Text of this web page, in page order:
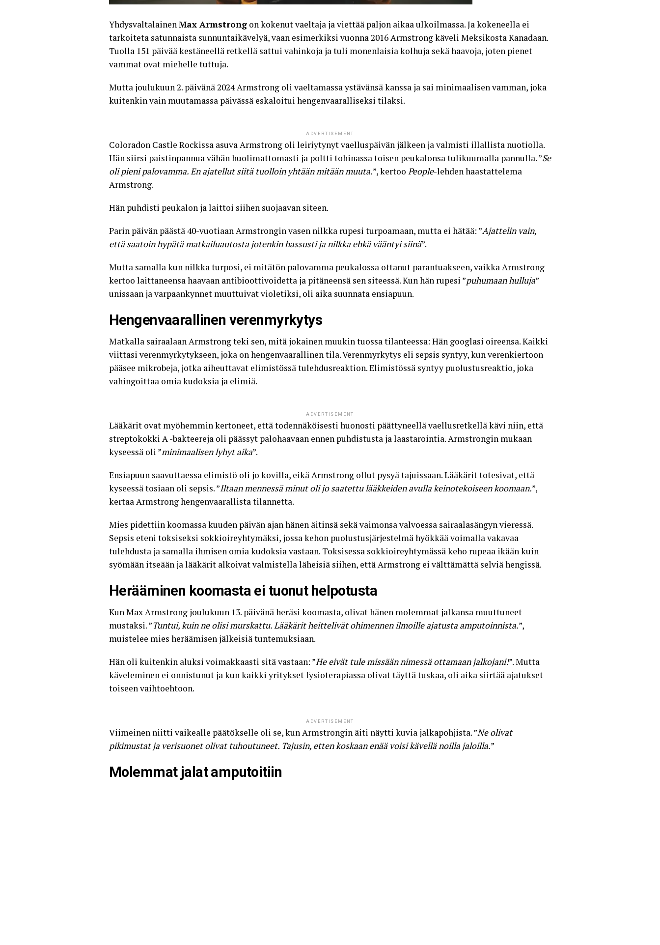
YhdysvaltalainenMax Armstrong on kokenut vaeltaja ja viettää paljon aikaa ulkoilmassa. Ja kokeneella ei
tarkoiteta satunnaista sunnuntaikävelyä, vaan esimerkiksi vuonna 2016 Armstrong käveli Meksikosta Kanadaan.
Tuolla 151 päivää kestäneellä retkellä sattui vahinkoja ja tuli monenlaisia kolhuja sekä haavoja, joten pienet
vammat ovat miehelle tuttuja.
Mutta joulukuun 2. päivänä 2024 Armstrong oli vaeltamassa ystävänsä kanssa ja sai minimaalisen vamman, joka
kuitenkin vain muutamassa päivässä eskaloitui hengenvaaralliseksi tilaksi.
ADVERTISEMENT
Coloradon Castle Rockissa asuva Armstrong oli leiriytynyt vaelluspäivän jälkeen ja valmisti illallista nuotiolla.
Hän siirsi paistinpannua vähän huolimattomasti ja poltti tohinassa toisen peukalonsa tulikuumalla pannulla. ”Se
oli pieni palovamma. En ajatellut siitä tuolloin yhtään mitään muuta.”, kertoo People-lehden haastattelema
Armstrong.
Hän puhdisti peukalon ja laittoi siihen suojaavan siteen.
Parin päivän päästä 40-vuotiaan Armstrongin vasen nilkka rupesi turpoamaan, mutta ei hätää: ”Ajattelin vain,
että saatoin hypätä matkailuautosta jotenkin hassusti ja nilkka ehkä vääntyi siinä”.
Mutta samalla kun nilkka turposi, ei mitätön palovamma peukalossa ottanut parantuakseen, vaikka Armstrong
kertoo laittaneensa haavaan antibioottivoidetta ja pitäneensä sen siteessä. Kun hän rupesi ”puhumaan hulluja”
unissaan ja varpaankynnet muuttuivat violetiksi, oli aika suunnata ensiapuun.
Hengenvaarallinen verenmyrkytys
Matkalla sairaalaan Armstrong teki sen, mitä jokainen muukin tuossa tilanteessa: Hän googlasi oireensa. Kaikki
viittasi verenmyrkytykseen, joka on hengenvaarallinen tila.Verenmyrkytys eli sepsis syntyy, kun verenkiertoon
pääsee mikrobeja, jotka aiheuttavat elimistössä tulehdusreaktion. Elimistössä syntyy puolustusreaktio, joka
vahingoittaa omia kudoksia ja elimiä.
ADVERTISEMENT
Lääkärit ovat myöhemmin kertoneet, että todennäköisesti huonosti päättyneellä vaellusretkellä kävi niin, että
streptokokki A -bakteereja oli päässyt palohaavaan ennen puhdistusta ja laastarointia. Armstrongin mukaan
kyseessä oli ”minimaalisen lyhyt aika”.
Ensiapuun saavuttaessa elimistö oli jo kovilla, eikä Armstrong ollut pysyä tajuissaan. Lääkärit totesivat, että
kyseessä tosiaan oli sepsis. ”Iltaan mennessä minut oli jo saatettu lääkkeiden avulla keinotekoiseen koomaan.”,
kertaa Armstrong hengenvaarallista tilannetta.
Mies pidettiin koomassa kuuden päivän ajan hänen äitinsä sekä vaimonsa valvoessa sairaalasängyn vieressä.
Sepsis eteni toksiseksi sokkioireyhtymäksi, jossa kehon puolustusjärjestelmä hyökkää voimalla vakavaa
tulehdusta ja samalla ihmisen omia kudoksia vastaan. Toksisessa sokkioireyhtymässä keho rupeaa ikään kuin
syömään itseään ja lääkärit alkoivat valmistella läheisiä siihen, että Armstrong ei välttämättä selviä hengissä.
Herääminen koomasta ei tuonut helpotusta
Kun Max Armstrong joulukuun 13. päivänä heräsi koomasta, olivat hänen molemmat jalkansa muuttuneet
mustaksi. ”Tuntui, kuin ne olisi murskattu. Lääkärit heittelivät ohimennen ilmoille ajatusta amputoinnista.”,
muistelee mies heräämisen jälkeisiä tuntemuksiaan.
Hän oli kuitenkin aluksi voimakkaasti sitä vastaan: ”He eivät tule missään nimessä ottamaan jalkojani!”. Mutta
käveleminen ei onnistunut ja kun kaikki yritykset fysioterapiassa olivat täyttä tuskaa, oli aika siirtää ajatukset
toiseen vaihtoehtoon.
ADVERTISEMENT
Viimeinen niitti vaikealle päätökselle oli se, kun Armstrongin äiti näytti kuvia jalkapohjista. ”Ne olivat
pikimustat ja verisuonet olivat tuhoutuneet. Tajusin, etten koskaan enää voisi kävellä noilla jaloilla.”
Molemmat jalat amputoitiin